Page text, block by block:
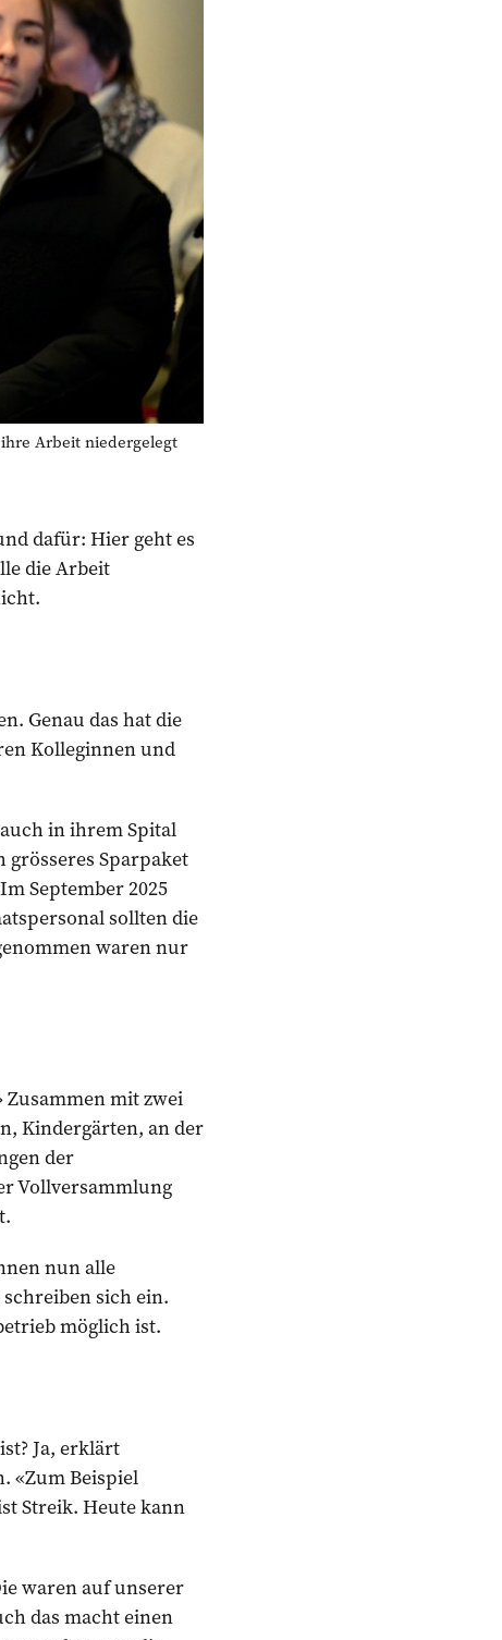
Arbeit niedergelegt
dafür: Hier geht es
die ­Arbeit
Genau das hat die
Kolleginnen und
in ihrem Spital
Sparpaket
September 2025
sollten die
waren nur
Zusammen mit zwei
Kindergärten, an der
der
Vollversammlung
nun alle
sich ein.
möglich ist.
Ja, erklärt
«Zum Beispiel
Streik. Heute kann
waren auf unserer
das macht einen